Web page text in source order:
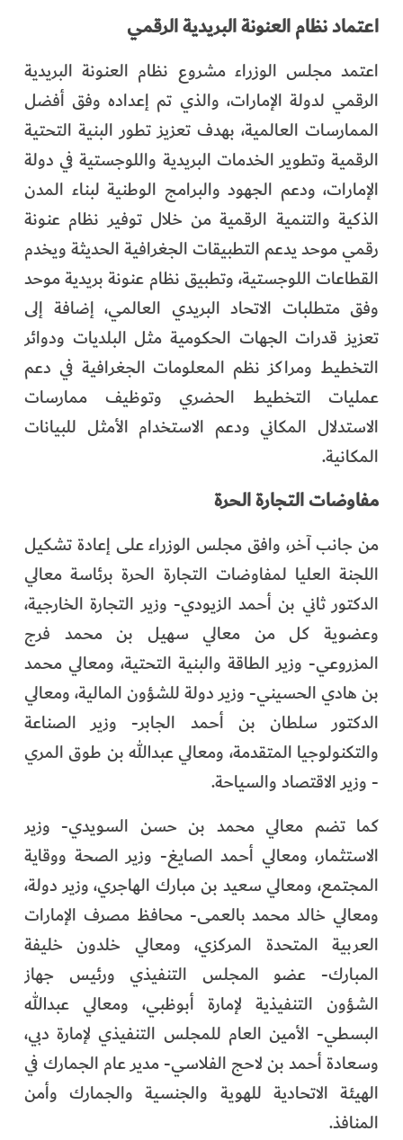
اعتماد نظام العنونة البريدية الرقمي
اعتمد مجلس الوزراء مشروع نظام العنونة البريدية
الرقمي لدولة الإمارات، والذي تم إعداده وفق أفضل
الممارسات العالمية، بهدف تعزيز تطور البنية التحتية
الرقمية وتطوير الخدمات البريدية واللوجستية في دولة
الإمارات، ودعم الجهود والبرامج الوطنية لبناء المدن
الذكية والتنمية الرقمية من خلال توفير نظام عنونة
رقمي موحد يدعم التطبيقات الجغرافية الحديثة ويخدم
القطاعات اللوجستية، وتطبيق نظام عنونة بريدية موحد
وفق متطلبات الاتحاد البريدي العالمي، إضافة إلى
تعزيز قدرات الجهات الحكومية مثل البلديات ودوائر
التخطيط ومراكز نظم المعلومات الجغرافية في دعم
عمليات التخطيط الحضري وتوظيف ممارسات
الاستدلال المكاني ودعم الاستخدام الأمثل للبيانات
المكانية.
مفاوضات التجارة الحرة
من جانب آخر، وافق مجلس الوزراء على إعادة تشكيل
اللجنة العليا لمفاوضات التجارة الحرة برئاسة معالي
الدكتور ثاني بن أحمد الزيودي- وزير التجارة الخارجية،
وعضوية كل من معالي سهيل بن محمد فرج
المزروعي- وزير الطاقة والبنية التحتية، ومعالي محمد
بن هادي الحسيني- وزير دولة للشؤون المالية، ومعالي
الدكتور سلطان بن أحمد الجابر- وزير الصناعة
والتكنولوجيا المتقدمة، ومعالي عبدالله بن طوق المري
- وزير الاقتصاد والسياحة.
كما تضم معالي محمد بن حسن السويدي- وزير
الاستثمار، ومعالي أحمد الصايغ- وزير الصحة ووقاية
المجتمع، ومعالي سعيد بن مبارك الهاجري، وزير دولة،
ومعالي خالد محمد بالعمى- محافظ مصرف الإمارات
العربية المتحدة المركزي، ومعالي خلدون خليفة
المبارك- عضو المجلس التنفيذي ورئيس جهاز
الشؤون التنفيذية لإمارة أبوظبي، ومعالي عبدالله
البسطي- الأمين العام للمجلس التنفيذي لإمارة دبي،
وسعادة أحمد بن لاحج الفلاسي- مدير عام الجمارك في
الهيئة الاتحادية للهوية والجنسية والجمارك وأمن
المنافذ.